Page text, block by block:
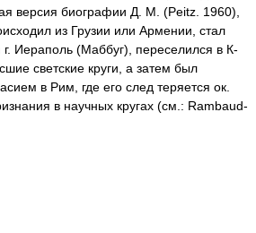
версия биографии Д. М. (Peitz. 1960),
из Грузии или Армении, стал
Иераполь (Маббуг), переселился в К-
светские круги, а затем был
в Рим, где его след теряется ок.
в научных кругах (см.: Rambaud-